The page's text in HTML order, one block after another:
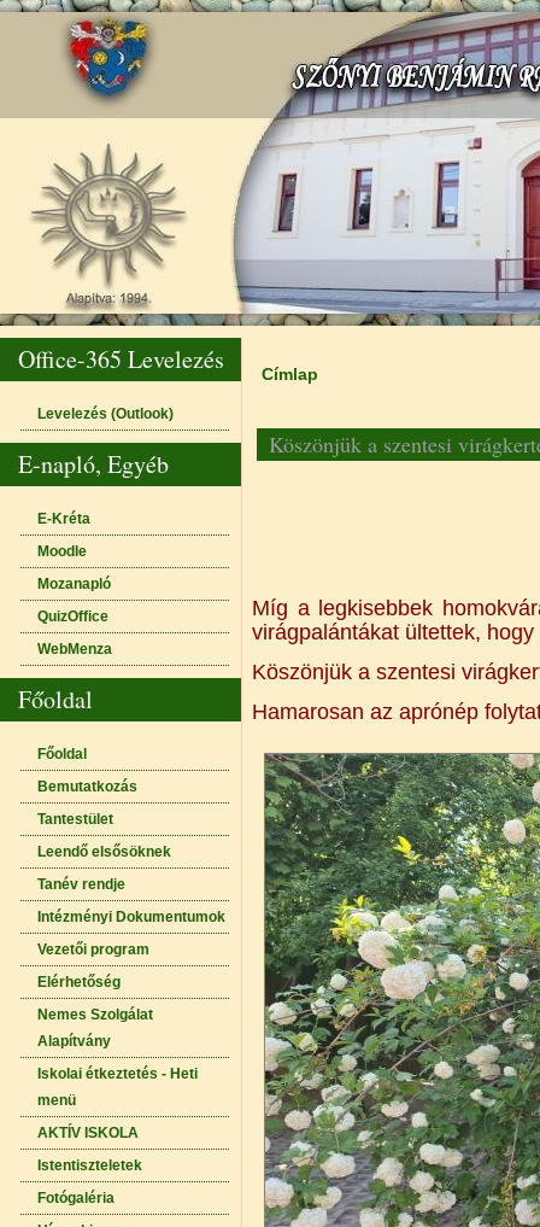
Office-365 Levelezés
Levelezés (Outlook)
E-napló, Egyéb
E-Kréta
Moodle
Mozanapló
QuizOffice
WebMenza
Főoldal
Főoldal
Bemutatkozás
Tantestület
Leendő elsősöknek
Tanév rendje
Intézményi Dokumentumok
Vezetői program
Elérhetőség
Nemes Szolgálat
Alapítvány
Iskolai étkeztetés - Heti
menü
AKTÍV ISKOLA
Istentiszteletek
Fotógaléria
Jelenlegi hely
Címlap
Köszönjük a szentesi
Míg a legkisebbek
virágpalántákat ültettek,
Köszönjük a szentesi
Hamarosan az aprónép